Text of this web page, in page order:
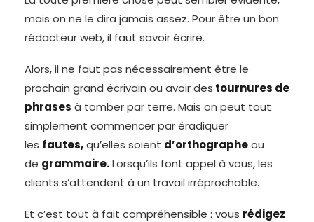
mais on ne le dira jamais assez. Pour être un bon
rédacteur web, il faut savoir écrire.
Alors, il ne faut pas nécessairement être le
prochain grand écrivain ou avoir des tournures de
phrases à tomber par terre. Mais on peut tout
simplement commencer par éradiquer
les fautes,qu’elles soient d’orthographeou
de grammaire.Lorsqu’ils font appel à vous, les
clients s’attendent à un travail irréprochable.
Et c’est tout à fait compréhensible : vous rédigez